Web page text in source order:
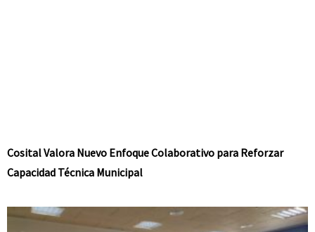
Cosital Valora Nuevo Enfoque Colaborativo para Reforzar
Capacidad Técnica Municipal